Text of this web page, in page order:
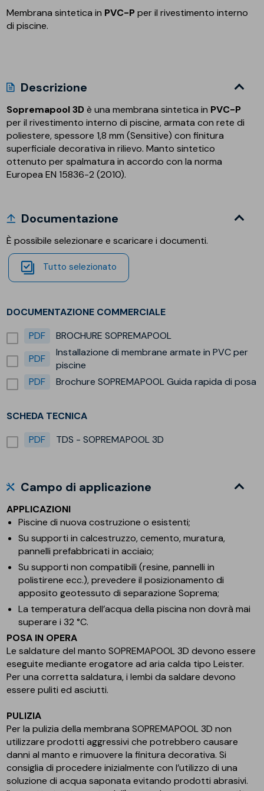
Membrana sintetica in PVC-Pper il rivestimento interno
di piscine.
Descrizione
Sopremapool 3Dè una membrana sintetica in PVC-P
per il rivestimento interno di piscine, armata con rete di
poliestere, spessore 1,8 mm (Sensitive) con finitura
superficiale decorativa in rilievo. Manto sintetico
ottenuto per spalmatura in accordo con la norma
Europea EN 15836-2 (2010).
Documentazione
È possibile selezionare e scaricare i documenti.
Tutto selezionato
DOCUMENTAZIONE COMMERCIALE
PDF
BROCHURE SOPREMAPOOL
PDF
Installazione di membrane armate in PVC per
piscine
PDF
Brochure SOPREMAPOOL Guida rapida di posa
SCHEDA TECNICA
PDF
TDS - SOPREMAPOOL 3D
Campo di applicazione
APPLICAZIONI
Piscine di nuova costruzione o esistenti;
Su supporti in calcestruzzo, cemento, muratura,
pannelli prefabbricati in acciaio;
Su supporti non compatibili (resine, pannelli in
polistirene ecc.), prevedere il posizionamento di
apposito geotessuto di separazione Soprema;
La temperatura dell’acqua della piscina non dovrà mai
superare i 32 °C.
POSA IN OPERA
Le saldature del manto SOPREMAPOOL 3D devono essere
eseguite mediante erogatore ad aria calda tipo Leister.
Per una corretta saldatura, i lembi da saldare devono
essere puliti ed asciutti.
PULIZIA
Per la pulizia della membrana SOPREMAPOOL 3D non
utilizzare prodotti aggressivi che potrebbero causare
danni al manto e rimuovere la finitura decorativa. Si
consiglia di procedere inizialmente con l’utilizzo di una
soluzione di acqua saponata evitando prodotti abrasivi.